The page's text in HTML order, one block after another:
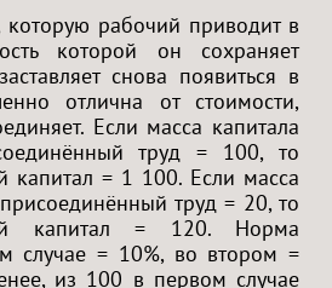
которую рабочий приводит в
которой он сохраняет
снова появиться в
отлична от стоимости,
Если масса капитала
труд = 100, то
капитал = 1 100. Если масса
труд = 20, то
капитал = 120. Норма
случае = 10%, во втором =
из 100 в первом случае